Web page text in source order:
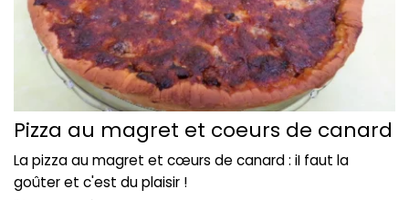
Pizza au magret et coeurs de canard
La pizza au magret et cœurs de canard : iI faut la
goûter et c'est du plaisir !